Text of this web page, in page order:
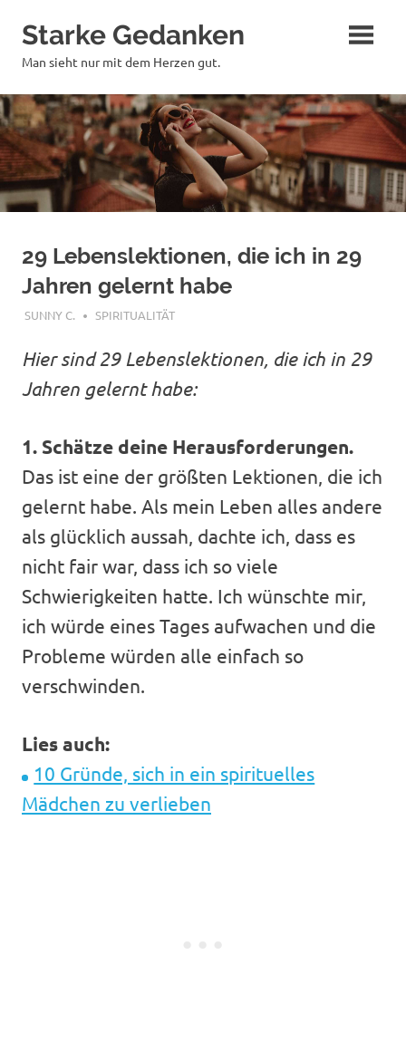
Inhalt
springen
Starke Gedanken
Man sieht nur mit dem Herzen gut.
29 Lebenslektionen, die ich in 29
Jahren gelernt habe
MAI 24, 2018
SUNNY C. SPIRITUALITÄT
Hier sind 29 Lebenslektionen, die ich in 29
Jahren gelernt habe:
1. Schätze deine Herausforderungen.
Das ist eine der größten Lektionen, die ich
gelernt habe. Als mein Leben alles andere
als glücklich aussah, dachte ich, dass es
nicht fair war, dass ich so viele
Schwierigkeiten hatte. Ich wünschte mir,
ich würde eines Tages aufwachen und die
Probleme würden alle einfach so
verschwinden.
Lies auch:
10 Gründe, sich in ein spirituelles
Mädchen zu verlieben